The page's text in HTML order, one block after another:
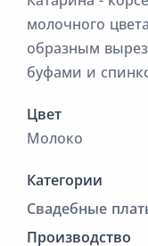
молочного
образным
буфами и
Цвет
Молоко
Категории
Cвадебные
Производство